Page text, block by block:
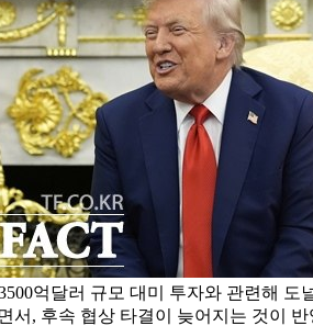
억달러 규모 대미 투자와 관련해 도
서, 후속 협상 타결이 늦어지는 것이 반